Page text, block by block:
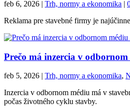
feb 6, 2026 | Trh, normy a ekonomika |
Reklama pre stavebné firmy je
Prečo má inzercia v
feb 5, 2026 | Trh, normy a ekonomika,
Inzercia v odbornom médiu má v
počas životného cyklu stavby.